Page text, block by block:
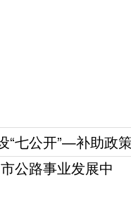
“七公开”—补助政
公路事业发展中